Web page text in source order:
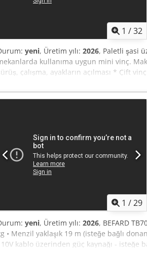
1 /32
yeni, Üretim yılı: 2026, Paletli şasi
kullanıma uygun mini vinç.
çalışma, ayakların açılması * Çift
kapasitesi - 2400 kg * Aşırı yük koruma
hidrolik uzatma + 1 manuel uzatma *
olarak alçaltılabilir destek * Ağırlık
Genişlik yaklaşık 88 cm * aktif kol 16
990kg * Lityum iyon pil ile çalışma *
mevcuttur.
1 /29
yeni, Üretim yılı: 2026, BEFARD
• Menzil yaklaşık 19 m (isteğe bağlı
kablo üzerinden güç kaynağı - isteğe
kontrolü (hem cihazın hareketi hem de